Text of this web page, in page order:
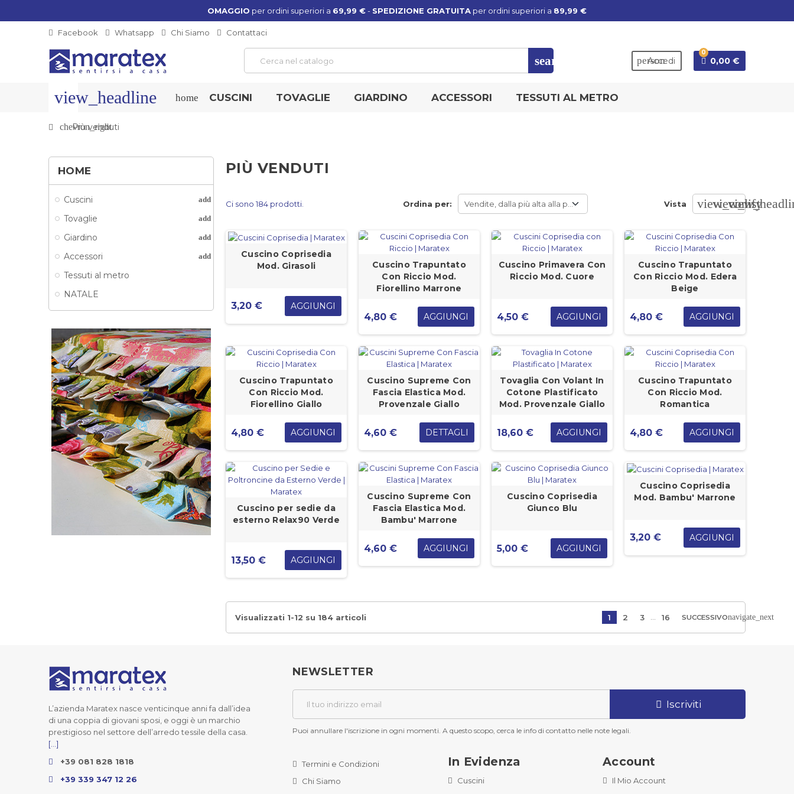
OMAGGIO per ordini superiori a 69,99 €- SPEDIZIONE GRATUITA per ordini superiori a 89,99 €
Facebook Whatsapp Chi Siamo Contattaci
search person
Accedi
0
0,00 €
view_headline home CUSCINI TOVAGLIE GIARDINO ACCESSORI TESSUTI AL METRO
chevron_right
Più venduti
HOME
Cuscini add
Tovaglie add
Giardino add
Accessori add
Tessuti al metro
NATALE
PIÙ VENDUTI
Ordina per: Vendite, dalla più alta alla più bassa Vista view_comfy
view_list
Ci sono 184 prodotti.
Cuscino Coprisedia
Mod. Girasoli
3,20 € AGGIUNGI
Cuscino Trapuntato
Con Riccio Mod.
Fiorellino Marrone
4,80 € AGGIUNGI
Cuscino Primavera Con
Riccio Mod. Cuore
4,50 € AGGIUNGI
Cuscino Trapuntato
Con Riccio Mod. Edera
Beige
4,80 € AGGIUNGI
Cuscino Trapuntato
Con Riccio Mod.
Fiorellino Giallo
4,80 € AGGIUNGI
Cuscino Supreme Con
Fascia Elastica Mod.
Provenzale Giallo
4,60 € DETTAGLI
Tovaglia Con Volant In
Cotone Plastificato
Mod. Provenzale Giallo
18,60 € AGGIUNGI
Cuscino Trapuntato
Con Riccio Mod.
Romantica
4,80 € AGGIUNGI
Cuscino per sedie da
esterno Relax90 Verde
13,50 € AGGIUNGI
Cuscino Supreme Con
Fascia Elastica Mod.
Bambu' Marrone
4,60 € AGGIUNGI
Cuscino Coprisedia
Giunco Blu
5,00 € AGGIUNGI
Cuscino Coprisedia
Mod. Bambu' Marrone
3,20 € AGGIUNGI
Visualizzati 1-12 su 184 articoli 1 2 3 16 SUCCESSIVOnavigate_next
L’azienda Maratex nasce venticinque anni fa dall’idea
di una coppia di giovani sposi, e oggi è un marchio
prestigioso nel settore dell’arredo tessile della casa.
[...]
+39 081 828 1818
+39 339 347 12 26
NEWSLETTER
Iscriviti
Puoi annullare l'iscrizione in ogni momenti. A questo scopo, cerca le info di contatto nelle note legali.
Termini e Condizioni
Chi Siamo
In Evidenza
Cuscini
Account
Il Mio Account